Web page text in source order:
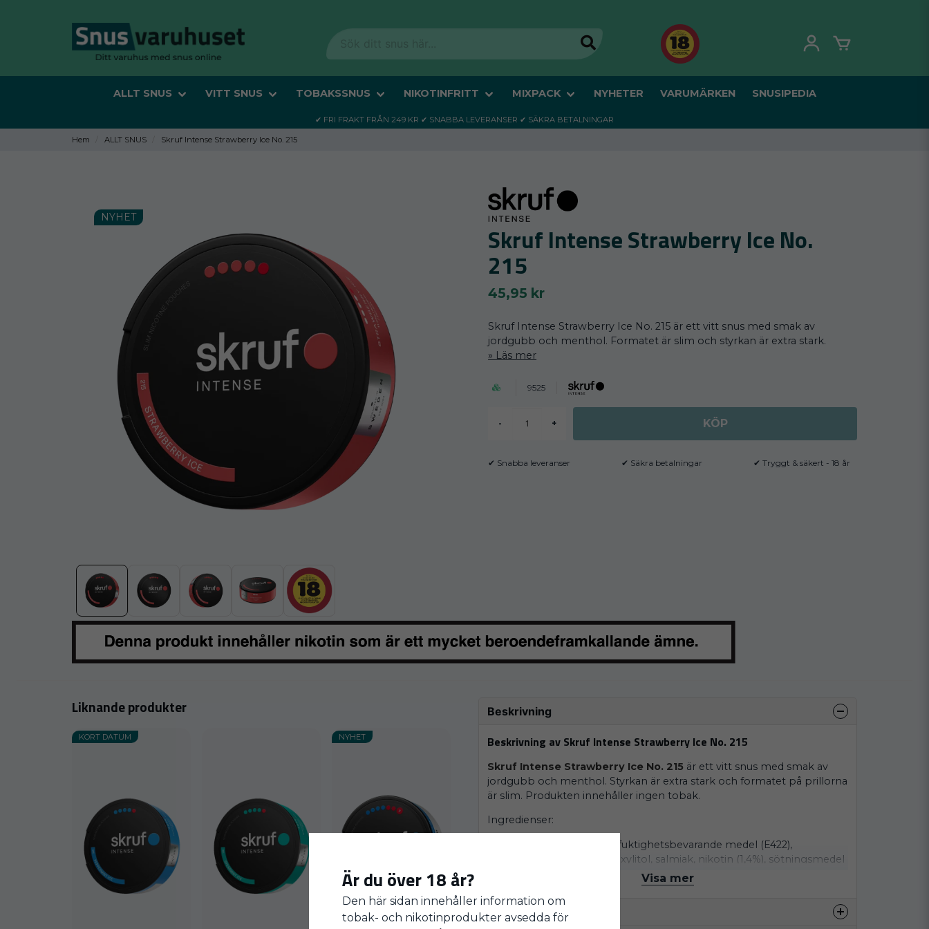
ALLT SNUS VITT SNUS TOBAKSSNUS NIKOTINFRITT MIXPACK NYHETER VARUMÄRKEN SNUSIPEDIA
✔ FRI FRAKT FRÅN 249 KR ✔ SNABBA LEVERANSER ✔ SÄKRA BETALNINGAR
Hem ALLT SNUS Skruf Intense Strawberry Ice No. 215
Skruf Intense Strawberry Ice No.
215
45,95 kr
Skruf Intense Strawberry Ice No. 215 är ett vitt snus med smak av
jordgubb och menthol. Formatet är slim och styrkan är extra stark.
Läs mer
NYHET
9525
- + KÖP
✔ Snabba leveranser ✔ Säkra betalningar ✔ Tryggt & säkert - 18 år
Liknande produkter
KORT DATUM NYHET
Beskrivning
Beskrivning av Skruf Intense Strawberry Ice No. 215
Skruf Intense Strawberry Ice No. 215 är ett vitt snus med smak av
jordgubb och menthol. Styrkan är extra stark och formatet på prillorna
är slim. Produkten innehåller ingen tobak.
Ingredienser:
Växtfiber, vatten, aromer, fuktighetsbevarande medel (E422),
smakförstärkare (koksalt), xylitol, salmiak, nikotin (1,4%), sötningsmedel
(E950), surhetsreglerande medel (E500).
Visa mer
Egenskaper
Är du över 18 år?
Den här sidan innehåller information om
tobak- och nikotinprodukter avsedda för